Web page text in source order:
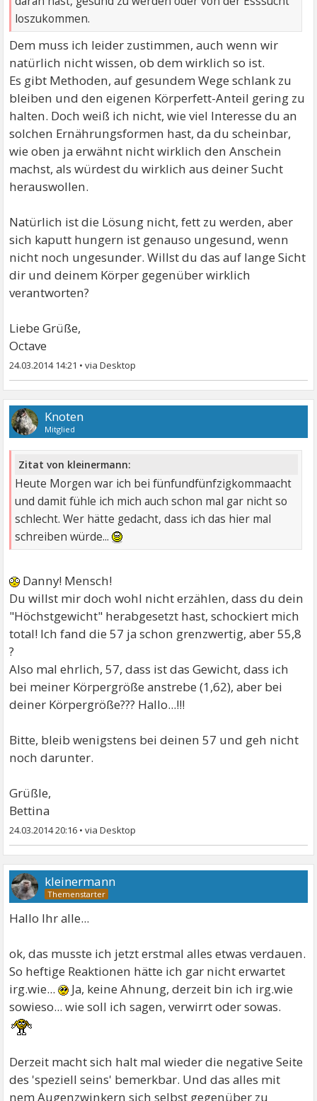
loszukommen.
Dem muss ich leider zustimmen, auch wenn wir
natürlich nicht wissen, ob dem wirklich so ist.
Es gibt Methoden, auf gesundem Wege schlank zu
bleiben und den eigenen Körperfett-Anteil gering zu
halten. Doch weiß ich nicht, wie viel Interesse du an
solchen Ernährungsformen hast, da du scheinbar,
wie oben ja erwähnt nicht wirklich den Anschein
machst, als würdest du wirklich aus deiner Sucht
herauswollen.
Natürlich ist die Lösung nicht, fett zu werden, aber
sich kaputt hungern ist genauso ungesund, wenn
nicht noch ungesunder. Willst du das auf lange Sicht
dir und deinem Körper gegenüber wirklich
verantworten?
Liebe Grüße,
Octave
24.03.2014 14:21 •
Knoten
Mitglied
Zitat von kleinermann:
Heute Morgen war ich bei fünfundfünfzigkommaacht
und damit fühle ich mich auch schon mal gar nicht so
schlecht. Wer hätte gedacht, dass ich das hier mal
schreiben würde...
Danny! Mensch!
Du willst mir doch wohl nicht erzählen, dass du dein
"Höchstgewicht" herabgesetzt hast, schockiert mich
total! Ich fand die 57 ja schon grenzwertig, aber 55,8
?
Also mal ehrlich, 57, dass ist das Gewicht, dass ich
bei meiner Körpergröße anstrebe (1,62), aber bei
deiner Körpergröße??? Hallo...!!!
Bitte, bleib wenigstens bei deinen 57 und geh nicht
noch darunter.
Grüßle,
Bettina
24.03.2014 20:16 •
kleinermann
Hallo Ihr alle...
ok, das musste ich jetzt erstmal alles etwas verdauen.
So heftige Reaktionen hätte ich gar nicht erwartet
irg.wie...
Ja, keine Ahnung, derzeit bin ich irg.wie
sowieso... wie soll ich sagen, verwirrt oder sowas.
Derzeit macht sich halt mal wieder die negative Seite
des 'speziell seins' bemerkbar. Und das alles mit
nem Augenzwinkern sich selbst gegenüber zu